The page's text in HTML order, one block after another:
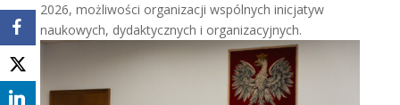
2026, możliwości organizacji wspólnych inicjatyw
naukowych, dydaktycznych i organizacyjnych.